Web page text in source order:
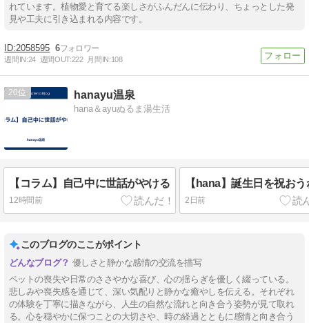
れています。植物愛と育てる楽しさがふんだんに伝わり、ちょっとした発
見や工夫に引き込まれる内容です。
2058595 6
週間IN:24 週間OUT:222 月間IN:108
20 hanayu温泉
hana＆ayuぬるま湯生活
【コラム】自己中に世話がやける
12時間前
【hana】誕生日を祝おう
2日前
このブログのここがポイント
優しさと静かな感情の交流を描写
ペットの喪失や日常のささやかな喜び、心の揺らぎを優しく綴っている。
悲しみや喪失感を通じて、深い気配りと静かな癒やしを伝える。それぞれ
の体験を丁寧に描きながら、人生の自然な流れと向き合う姿勢が見て取れ
る。心を穏やかに保つことの大切さや、時の経過とともに感情と向き合う